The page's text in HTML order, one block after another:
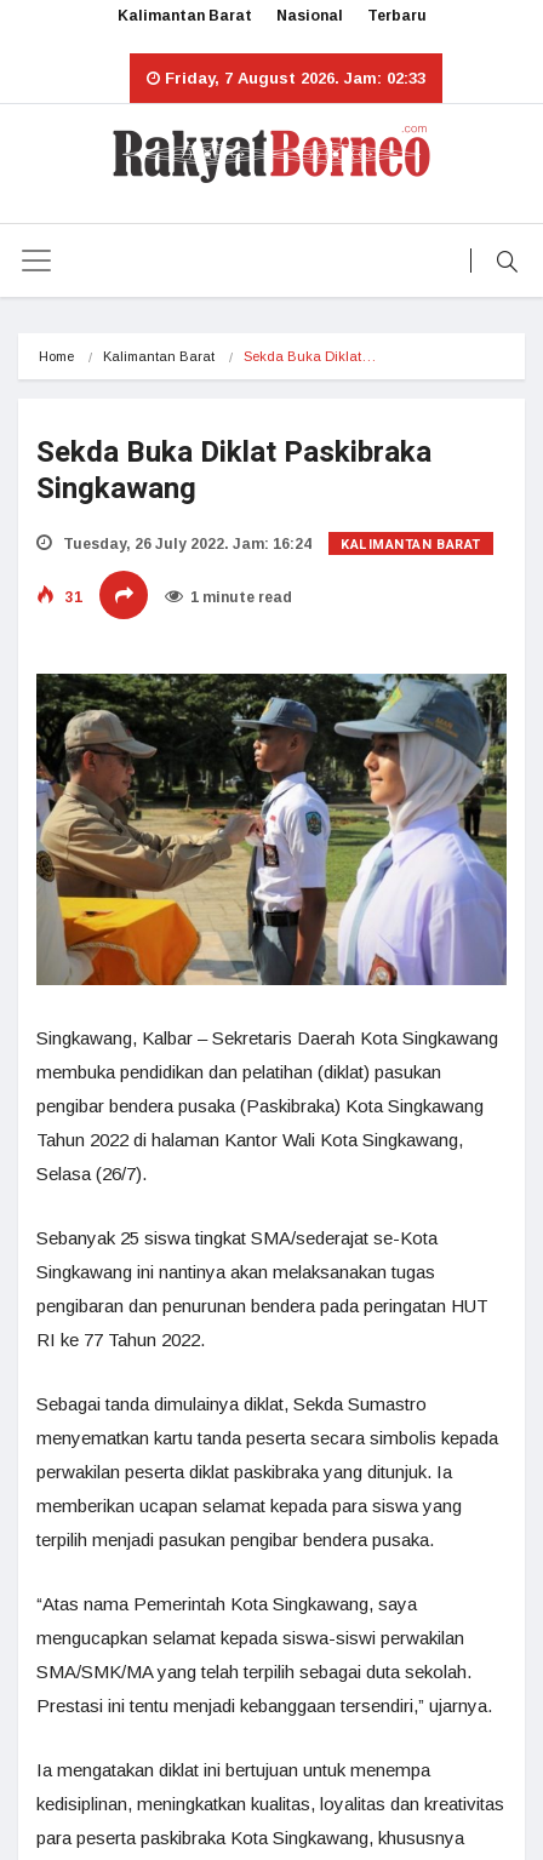
Kalimantan Barat Nasional Terbaru
Friday, 7 August 2026. Jam: 02:33
Home Kalimantan Barat Sekda Buka Diklat…
Sekda Buka Diklat Paskibraka
Singkawang
Tuesday, 26 July 2022. Jam: 16:24 KALIMANTAN BARAT
31 1 minute read
Singkawang, Kalbar – Sekretaris Daerah Kota Singkawang
membuka pendidikan dan pelatihan (diklat) pasukan
pengibar bendera pusaka (Paskibraka) Kota Singkawang
Tahun 2022 di halaman Kantor Wali Kota Singkawang,
Selasa (26/7).
Sebanyak 25 siswa tingkat SMA/sederajat se-Kota
Singkawang ini nantinya akan melaksanakan tugas
pengibaran dan penurunan bendera pada peringatan HUT
RI ke 77 Tahun 2022.
Sebagai tanda dimulainya diklat, Sekda Sumastro
menyematkan kartu tanda peserta secara simbolis kepada
perwakilan peserta diklat paskibraka yang ditunjuk. Ia
memberikan ucapan selamat kepada para siswa yang
terpilih menjadi pasukan pengibar bendera pusaka.
“Atas nama Pemerintah Kota Singkawang, saya
mengucapkan selamat kepada siswa-siswi perwakilan
SMA/SMK/MA yang telah terpilih sebagai duta sekolah.
Prestasi ini tentu menjadi kebanggaan tersendiri,” ujarnya.
Ia mengatakan diklat ini bertujuan untuk menempa
kedisiplinan, meningkatkan kualitas, loyalitas dan kreativitas
para peserta paskibraka Kota Singkawang, khususnya